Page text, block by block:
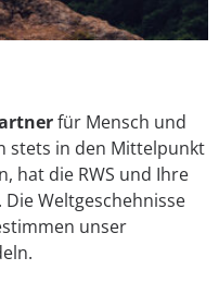
für Mensch und
stets in den Mittelpunkt
hat die RWS und Ihre
Weltgeschehnisse
unser